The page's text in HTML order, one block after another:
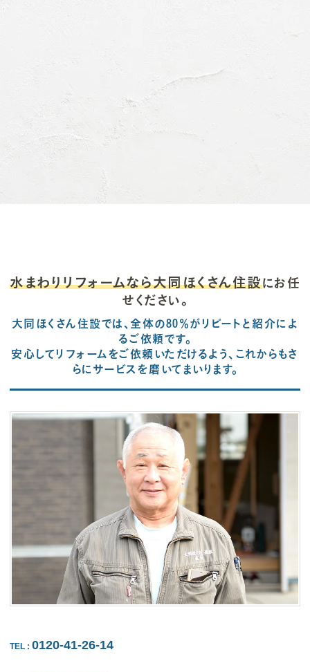
水まわりリフォームなら大同ほくさん住設にお任
せください。
大同ほくさん住設では、全体の80％がリピートと紹介によ
るご依頼です。
安心してリフォームをご依頼いただけるよう、これからもさ
らにサービスを磨いてまいります。
TEL : 0120-41-26-14